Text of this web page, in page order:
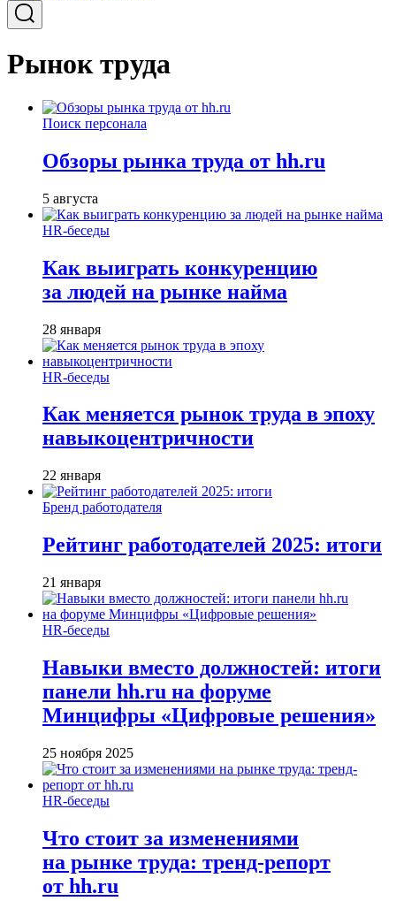
Рынок труда
Поиск персонала
Обзоры рынка труда от hh.ru
5 августа
HR-беседы
Как выиграть конкуренцию
за людей на рынке найма
28 января
HR-беседы
Как меняется рынок труда в эпоху
навыкоцентричности
22 января
Бренд работодателя
Рейтинг работодателей 2025: итоги
21 января
HR-беседы
Навыки вместо должностей: итоги
панели hh.ru на форуме
Минцифры «Цифровые решения»
25 ноября 2025
HR-беседы
Что стоит за изменениями
на рынке труда: тренд-репорт
от hh.ru